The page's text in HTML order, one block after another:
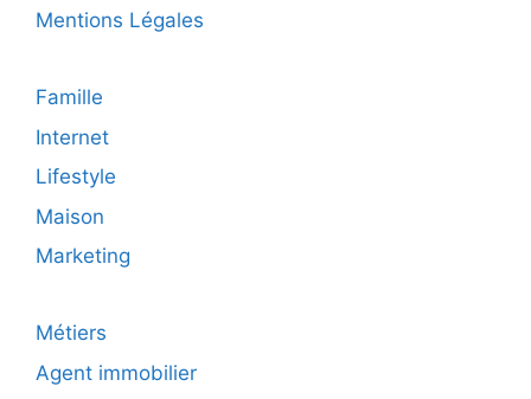
Mentions Légales
Famille
Internet
Lifestyle
Maison
Marketing
Métiers
Agent immobilier